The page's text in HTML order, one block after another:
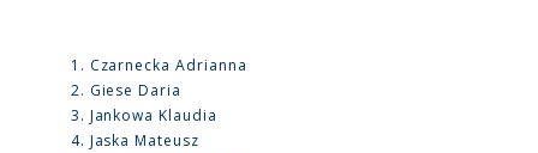
Czarnecka Adrianna
Giese Daria
Jankowa Klaudia
Jaska Mateusz